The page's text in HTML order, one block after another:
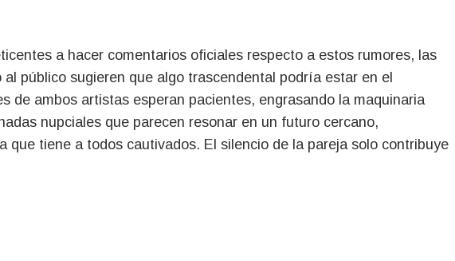
a hacer comentarios oficiales respecto a estos rumores, las
público sugieren que algo trascendental podría estar en el
de ambos artistas esperan pacientes, engrasando la maquinaria
nupciales que parecen resonar en un futuro cercano,
que tiene a todos cautivados. El silencio de la pareja solo contribuye